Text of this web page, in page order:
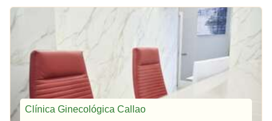
Clínica Ginecológica Callao